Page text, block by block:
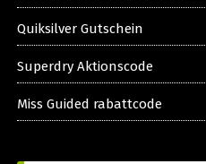
Quiksilver Gutschein
Superdry Aktionscode
Miss Guided rabattcode